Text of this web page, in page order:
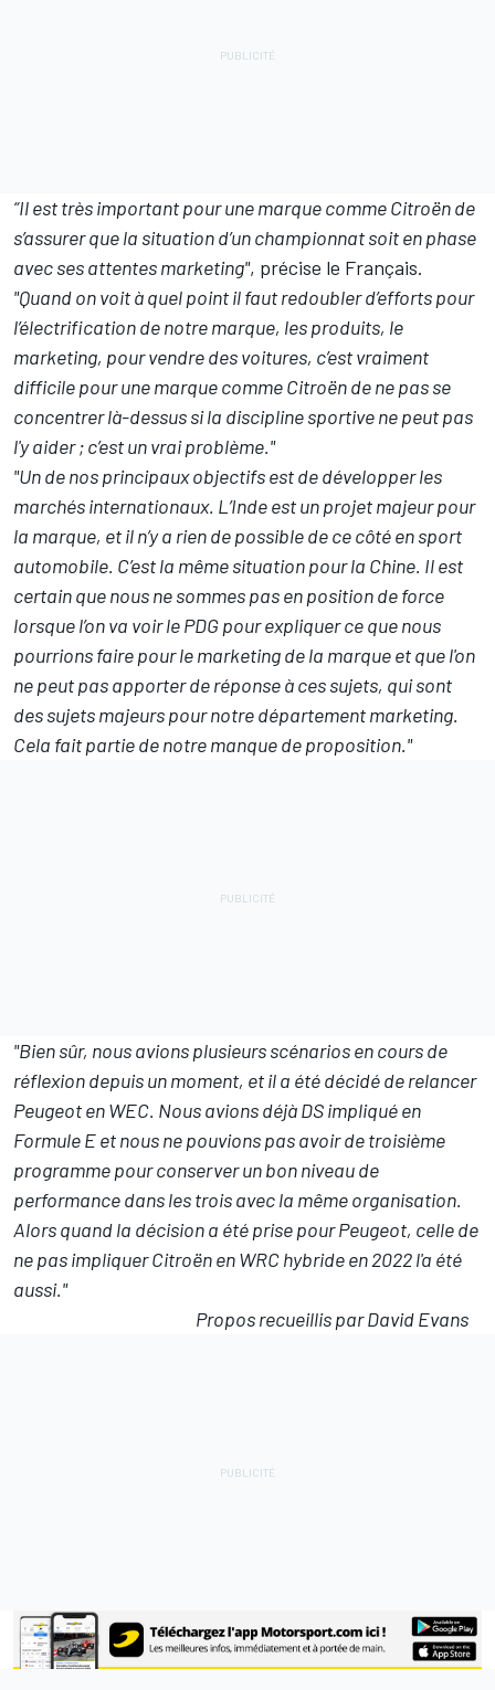
“Il est très important pour une marque comme Citroën de
s’assurer que la situation d’un championnat soit en phase
avec ses attentes marketing", précise le Français.
"Quand on voit à quel point il faut redoubler d’efforts pour
l’électrification de notre marque, les produits, le
marketing, pour vendre des voitures, c’est vraiment
difficile pour une marque comme Citroën de ne pas se
concentrer là-dessus si la discipline sportive ne peut pas
l'y aider ; c’est un vrai problème."
"Un de nos principaux objectifs est de développer les
marchés internationaux. L’Inde est un projet majeur pour
la marque, et il n’y a rien de possible de ce côté en sport
automobile. C’est la même situation pour la Chine. Il est
certain que nous ne sommes pas en position de force
lorsque l’on va voir le PDG pour expliquer ce que nous
pourrions faire pour le marketing de la marque et que l'on
ne peut pas apporter de réponse à ces sujets, qui sont
des sujets majeurs pour notre département marketing.
Cela fait partie de notre manque de proposition."
"Bien sûr, nous avions plusieurs scénarios en cours de
réflexion depuis un moment, et il a été décidé derelancer
Peugeot en WEC. Nous avions déjà DS impliqué en
Formule E et nous ne pouvions pas avoir de troisième
programme pour conserver un bon niveau de
performance dans les trois avec la même organisation.
Alors quand la décision a été prise pour Peugeot, celle de
ne pas impliquer Citroën en WRC hybride en 2022 l'a été
aussi."
Propos recueillis par David Evans